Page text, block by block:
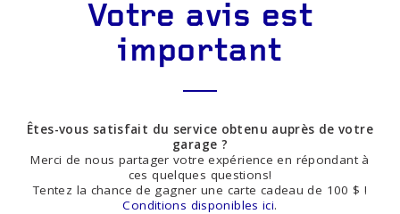
Votre avis est
important
Êtes-vous satisfait du service obtenu auprès de votre
garage ?
Merci de nous partager votre expérience en répondant à
ces quelques questions!
Tentez la chance de gagner une carte cadeau de 100 $ !
Conditions disponibles ici.